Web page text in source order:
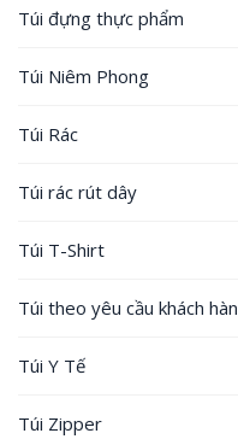
Túi đựng thực phẩm
Túi Niêm Phong
Túi Rác
Túi rác rút dây
Túi T-Shirt
Túi theo yêu cầu khách
Túi Y Tế
Túi Zipper